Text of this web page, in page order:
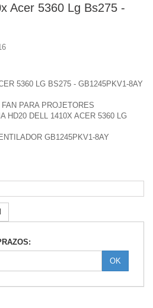
Acer 5360 Lg Bs275 -
5360 LG BS275 - GB1245PKV1-8AY
PARA PROJETORES
HD20 DELL 1410X ACER 5360 LG
GB1245PKV1-8AY
OK